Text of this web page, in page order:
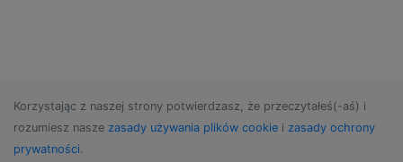
Korzystając z naszej strony potwierdzasz, że przeczytałeś(-aś) i
rozumiesz nasze zasady używania plików cookie i zasady ochrony
prywatności.